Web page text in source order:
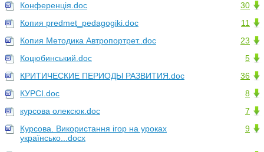
30
Конференція.doc
11
Копия predmet_pedagogiki.doc
23
Копия Методика Автропортрет..doc
5
Коцюбинський.doc
36
КРИТИЧЕСКИЕ ПЕРИОДЫ РАЗВИТИЯ.doc
8
КУРСІ.doc
7
курсова олексюк.doc
9
Курсова. Використання ігор на уроках
українсько...docx